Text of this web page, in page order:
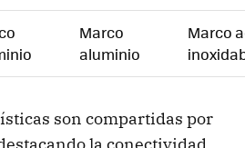
Marco
aluminio
Marco
son compartidas por